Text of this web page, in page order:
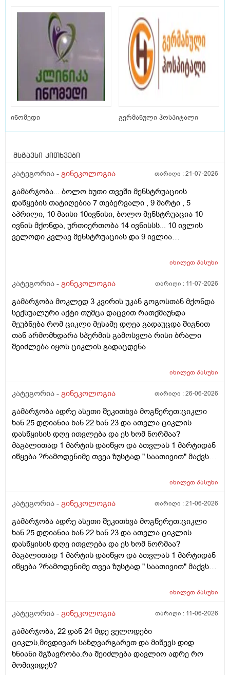
ინომედი გერმანული ჰოსპიტალი
მსგავსი კითხვები
კატეგორია - გინეკოლოგია თარიღი :21-07-2026
გამარჯობა... ბოლო ხუთი თვეში მენსტრუაციის
დაწყების თატიღებია 7 თებერვალი , 9 მარტი , 5
აპრილი, 10 მაისი 10ივნისი, ბოლო მენსტრუაცია 10
ივნის მქონდა, ურთიერთობა 14 ივნისსს... 10 ივლის
ველოდი კვლავ მენსტრუაციას და 9 ივლია
მენსტრუაცია 10 დღეა გადამიცდს,,, ორსულობას არ
თვე გავიდა... 9 ივლის რო დავორსულებოდი როგორ
ტკივილის ხან არა, შარდვის შემდეგ ტკივილი და
შებერილობის შეგრძმება...ჩემით ორციპოლი და
ნოშპაც დავლიეე.... რა უნდა ვქნა
იხილეთპასუხი
კატეგორია - გინეკოლოგია თარიღი : 11-07-2026
გამარჯობა მოკლედ 3 კვირის უკან გოგოსთან მქონდა
სექსუალური აქტი თუმცა დაცვით რათქმაუნდა
მეუბნება რომ ციკლი მესამე დღეა გადაუცდა შიგნით
თან არმომხდარა სპერმის გამოსვლა რისი ბრალი
შეიძლება იყოს ციკლის გადაცდენა
იხილეთპასუხი
კატეგორია - გინეკოლოგია თარიღი :26-06-2026
გამარჯობა ადრე ასეთი შეკითხვა მოგწერეთ:ციკლი
ხან 25 დღიანია ხან 22 ხან 23 და ათვლა ციკლის
დასწყისის დღე ითვლება და ეს ხომ ნორმაა?
მაგალითად 1 მარტის დაიწყო და ათვლას 1 მარტიდან
იწყება ?რამოდენიმე თვეა ზუსტად " საათივით" მაქვს
მეშინია კიდევ ხომ არ ჩამოიწევს? მინდა რომ 25 ან
განმავლობაში ? შესაძლოა ისევ 23 ან 25 დღიანი
რამეა.ზოგადად წლებია აუტოიმონური თირეოდიტი
მაქვს.ხშირად მაქვს სანერვიულო.რითი შეიძლება
უნდაცკვების სახით რომ ვმართო ციკლის დღეები?
პასუხიც მივიღე და არა, ყველაფერი ჩვეულებრივადაა
არც ჭარბი სისხლდება არ არის.ადრე რომ 7 დღემდე
მითხარით რომ შეიმოწმეთო ტიესეიჩი და კიდევ სხვა
ასაკი 40
იხილეთპასუხი
კატეგორია - გინეკოლოგია თარიღი :21-06-2026
გამარჯობა ადრე ასეთი შეკითხვა მოგწერეთ:ციკლი
ხან 25 დღიანია ხან 22 ხან 23 და ათვლა ციკლის
დასწყისის დღე ითვლება და ეს ხომ ნორმაა?
მაგალითად 1 მარტის დაიწყო და ათვლას 1 მარტიდან
იწყება ?რამოდენიმე თვეა ზუსტად " საათივით" მაქვს
მეშინია კიდევ ხომ არ ჩამოიწევს? მინდა რომ 25 ან
განმავლობაში ? შესაძლოა ისევ 23 ან 25 დღიანი
რამეა.ზოგადად წლებია აუტოიმონური თირეოდიტი
მაქვს.ხშირად მაქვს სანერვიულო.რითი შეიძლება
უნდაცკვების სახით რომ ვმართო ციკლის დღეები?
იხილეთპასუხი
კატეგორია - გინეკოლოგია თარიღი : 11-06-2026
გამარჯობა, 22 დან 24 მდე ველოდები
ციკლს,მივდივარ საზღვარგარეთ და მიწევს დიდ
ხნიანი მგზავრობა.რა შეიძლება დავლიო ადრე რო
მომივიდეს?